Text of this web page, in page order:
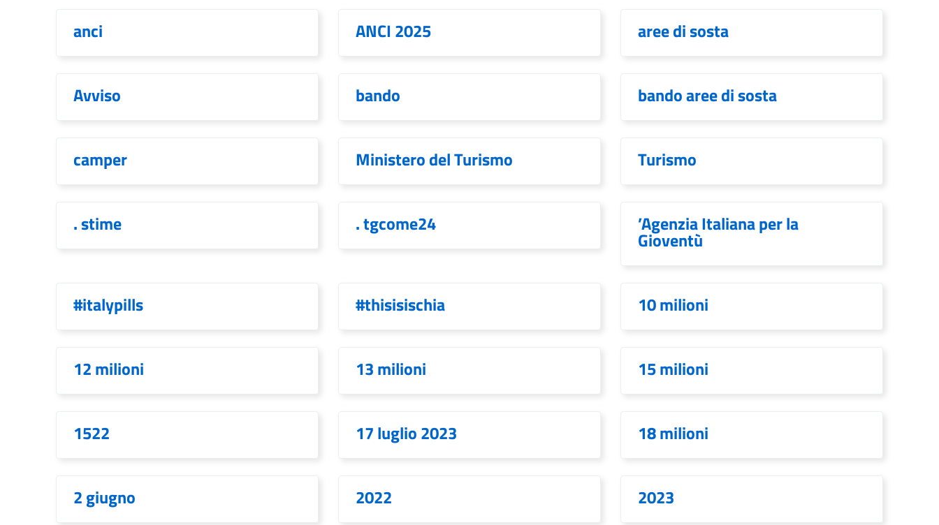
anci ANCI 2025 aree di sosta
Avviso bando bando aree di sosta
camper Ministero del Turismo Turismo
. stime . tgcome24 ’Agenzia Italiana per la
Gioventù
#italypills #thisisischia 10 milioni
12 milioni 13 milioni 15 milioni
1522 17 luglio 2023 18 milioni
2 giugno 2022 2023